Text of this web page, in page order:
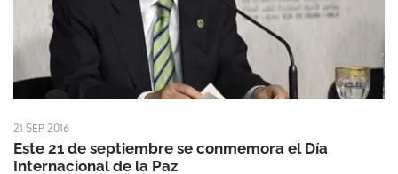
21 SEP 2016
Este 21 de septiembre se conmemora el Día
Internacional de la Paz